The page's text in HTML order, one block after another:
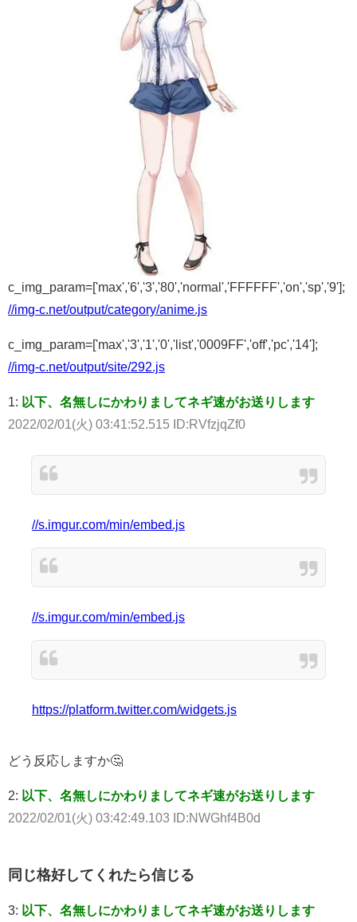
c_img_param=['max','6','3','80','normal','FFFFFF','on','sp','9'];
//img-c.net/output/category/anime.js
c_img_param=['max','3','1','0','list','0009FF','off','pc','14'];
//img-c.net/output/site/292.js
1: 以下、名無しにかわりましてネギ速がお送りします
2022/02/01(火) 03:41:52.515 ID:RVfzjqZf0
//s.imgur.com/min/embed.js
//s.imgur.com/min/embed.js
https://platform.twitter.com/widgets.js
どう反応しますか🤔
2: 以下、名無しにかわりましてネギ速がお送りします
2022/02/01(火) 03:42:49.103 ID:NWGhf4B0d
同じ格好してくれたら信じる
3: 以下、名無しにかわりましてネギ速がお送りします